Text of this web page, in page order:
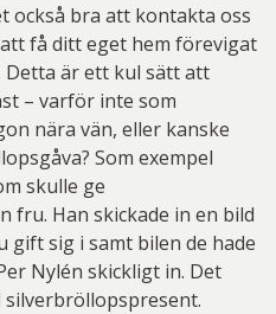
också bra att kontakta oss
få ditt eget hem förevigat
Detta är ett kul sätt att
– varför inte som
nära vän, eller kanske
Som exempel
skulle ge
fru. Han skickade in en bild
gift sig i samt bilen de hade
Nylén skickligt in. Det
silverbröllopspresent.